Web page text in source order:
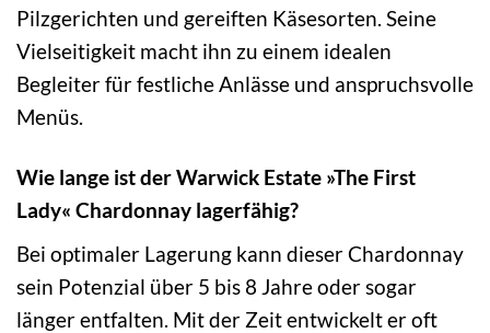
Pilzgerichten und gereiften Käsesorten. Seine
Vielseitigkeit macht ihn zu einem idealen
Begleiter für festliche Anlässe und anspruchsvolle
Menüs.
Wie lange ist der Warwick Estate »The First
Lady« Chardonnay lagerfähig?
Bei optimaler Lagerung kann dieser Chardonnay
sein Potenzial über 5 bis 8 Jahre oder sogar
länger entfalten. Mit der Zeit entwickelt er oft